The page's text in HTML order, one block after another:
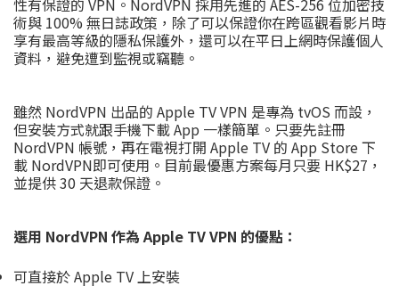
性有保證的 VPN。NordVPN 採用先進的 AES-256 位加密技
術與 100% 無日誌政策，除了可以保證你在跨區觀看影片時
享有最高等級的隱私保護外，還可以在平日上網時保護個人
資料，避免遭到監視或竊聽。
雖然 NordVPN 出品的 Apple TV VPN 是專為 tvOS 而設，
但安裝方式就跟手機下載 App 一樣簡單。只要先註冊
NordVPN 帳號，再在電視打開 Apple TV 的 App Store 下
載 NordVPN即可使用。目前最優惠方案每月只要 HK$27，
並提供 30 天退款保證。
選用 NordVPN 作為 Apple TV VPN 的優點：
可直接於 Apple TV 上安裝